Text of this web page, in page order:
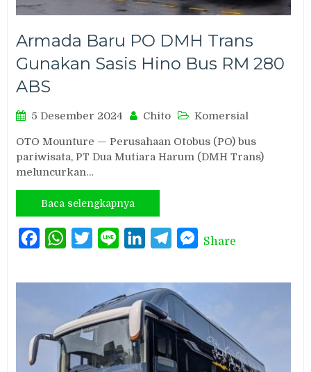
Armada Baru PO DMH Trans
Gunakan Sasis Hino Bus RM 280
ABS
5 Desember 2024 Chito Komersial
OTO Mounture — Perusahaan Otobus (PO) bus
pariwisata, PT Dua Mutiara Harum (DMH Trans)
meluncurkan…
Baca selengkapnya
FacebookWhatsAppTwitterLine LinkedInTelegramMessenger
Share